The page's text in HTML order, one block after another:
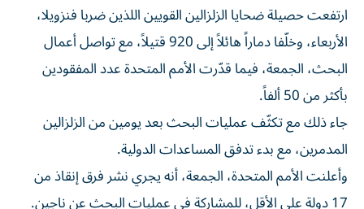
ارتفعت حصيلة ضحايا الزلزالين القويين اللذين ضربا فنزويلا،
الأربعاء، وخلّفا دماراً هائلاً إلى 920 قتيلاً، مع تواصل أعمال
البحث، الجمعة، فيما قدّرت الأمم المتحدة عدد المفقودين
بأكثر من 50 ألفاً.
جاء ذلك مع تكثّف عمليات البحث بعد يومين من الزلزالين
المدمرين، مع بدء تدفق المساعدات الدولية.
وأعلنت الأمم المتحدة، الجمعة، أنه يجري نشر فرق إنقاذ من